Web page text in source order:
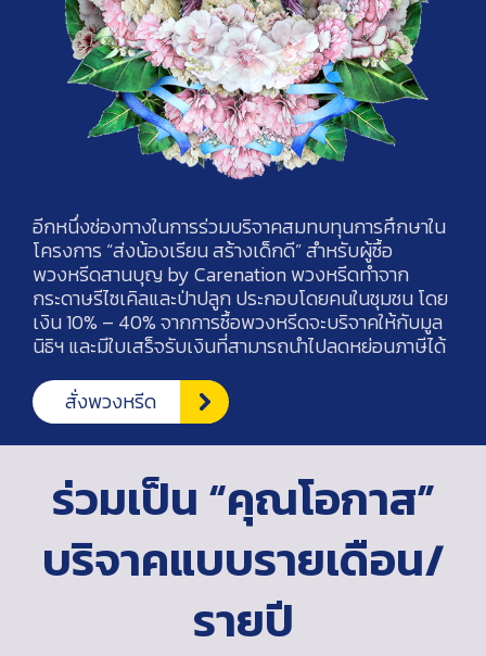
อีกหนึ่งช่องทางในการร่วมบริจาคสมทบทุนการศึกษาใน
โครงการ “ส่งน้องเรียน สร้างเด็กดี” สำหรับผู้ซื้อ
พวงหรีดสานบุญ by Carenation พวงหรีดทำจาก
กระดาษรีไซเคิลและป่าปลูก ประกอบโดยคนในชุมชน โดย
เงิน 10% – 40% จากการซื้อพวงหรีดจะบริจาคให้กับมูล
นิธิฯ และมีใบเสร็จรับเงินที่สามารถนำไปลดหย่อนภาษีได้
สั่งพวงหรีด
ร่วมเป็น “คุณโอกาส”
บริจาคแบบรายเดือน/
รายปี